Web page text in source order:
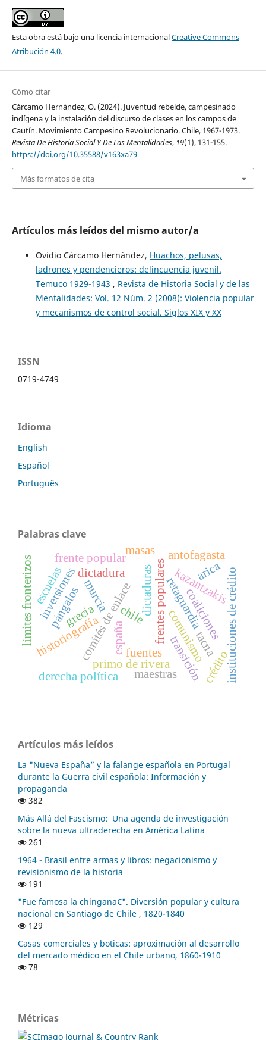
Esta obra está bajo una licencia internacionalCreative Commons
Atribución 4.0.
Cómo citar
Cárcamo Hernández, O. (2024). Juventud rebelde, campesinado
indígena y la instalación del discurso de clases en los campos de
Cautín. Movimiento Campesino Revolucionario. Chile, 1967-1973.
Revista De Historia Social Y De Las Mentalidades, 19(1), 131-155.
https://doi.org/10.35588/v163xa79
Más formatos de cita
Artículos más leídos del mismo autor/a
Ovidio Cárcamo Hernández, Huachos, pelusas,
ladrones y pendencieros: delincuencia juvenil.
Temuco 1929-1943 , Revista de Historia Social y de las
Mentalidades: Vol. 12 Núm. 2 (2008): Violencia popular
y mecanismos de control social. Siglos XIX y XX
ISSN
0719-4749
Idioma
English
Español
Português
Palabras clave
frentes populares
comités de enlace
murcia retaguardia
historiografía fuentes
dictadura
españa
primo de rivera
chiledictaduras
pángalos
grecia
kazantzakis
comunismo
coaliciones
frente popular
masas
derecha política transición
límites fronterizos instituciones de crédito
crédito
inversiones
escuelas
antofagasta
maestras
arica
tacna
Artículos más leídos
La "Nueva España” y la falange española en Portugal
durante la Guerra civil española: Información y
propaganda
382
Más Allá del Fascismo: Una agenda de investigación
sobre la nueva ultraderecha en América Latina
261
1964 - Brasil entre armas y libros: negacionismo y
revisionismo de la historia
191
"Fue famosa la chingana€". Diversión popular y cultura
nacional en Santiago de Chile , 1820-1840
129
Casas comerciales y boticas: aproximación al desarrollo
del mercado médico en el Chile urbano, 1860-1910
78
Métricas